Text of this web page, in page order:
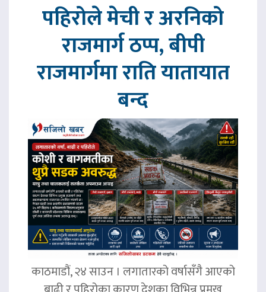
पहिरोले मेची र अरनिको
राजमार्ग ठप्प, बीपी
राजमार्गमा राति यातायात
बन्द
काठमाडौं, २४ साउन । लगातारको वर्षासँगै आएको